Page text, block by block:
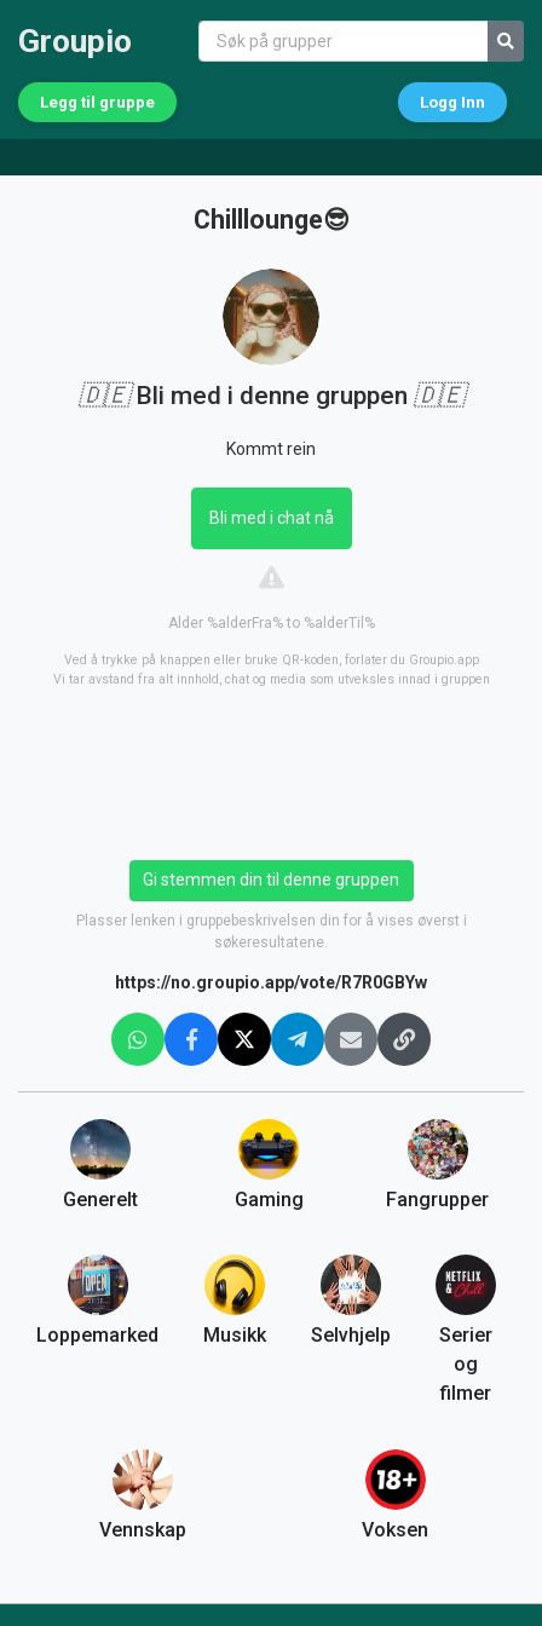
Groupio
Legg til gruppe Logg Inn
Chilllounge😎
🇩🇪Bli med i denne gruppen 🇩🇪
Kommt rein
Bli med i chat nå
Alder %alderFra% to %alderTil%
Ved å trykke på knappen eller bruke QR-koden, forlater du Groupio.app
Vi tar avstand fra alt innhold, chat og media som utveksles innad i gruppen
Gi stemmen din til denne gruppen
Plasser lenken i gruppebeskrivelsen din for å vises øverst i
søkeresultatene.
https://no.groupio.app/vote/R7R0GBYw
Generelt Gaming Fangrupper
Loppemarked Musikk Selvhjelp
Serier
og
filmer
Vennskap Voksen